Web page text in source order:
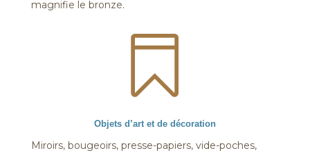
magnifie le bronze.

Objets d’art et de décoration
Miroirs, bougeoirs, presse-papiers, vide-poches,